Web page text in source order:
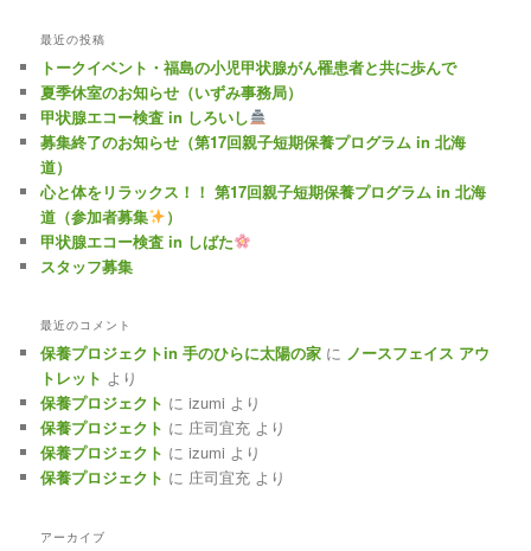
最近の投稿
トークイベント・福島の小児甲状腺がん罹患者と共に歩んで
夏季休室のお知らせ（いずみ事務局）
甲状腺エコー検査 in しろいし
募集終了のお知らせ（第17回親子短期保養プログラム in 北海
道）
心と体をリラックス！！ 第17回親子短期保養プログラム in 北海
道（参加者募集
）
甲状腺エコー検査 in しばた
スタッフ募集
最近のコメント
保養プロジェクトin 手のひらに太陽の家 に ノースフェイス アウ
トレット より
保養プロジェクト にizumi より
保養プロジェクト に 庄司宜充 より
保養プロジェクト にizumi より
保養プロジェクト に 庄司宜充 より
アーカイブ